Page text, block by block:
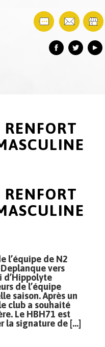
l’équipe de N2
vers
d’Hippolyte
de l’équipe
saison. Après un
club a souhaité
Le HBH71 est
la signature de […]